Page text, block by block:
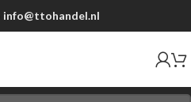
info@ttohandel.nl